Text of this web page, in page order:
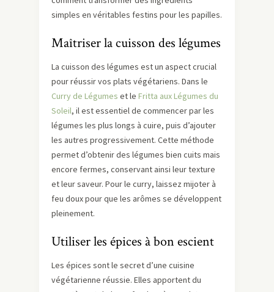
simples en véritables festins pour les papilles.
Maîtriser la cuisson des légumes
La cuisson des légumes est un aspect crucial
pour réussir vos plats végétariens. Dans le
Curry de Légumes et le Fritta aux Légumes du
Soleil, il est essentiel de commencer par les
légumes les plus longs à cuire, puis d’ajouter
les autres progressivement. Cette méthode
permet d’obtenir des légumes bien cuits mais
encore fermes, conservant ainsi leur texture
et leur saveur. Pour le curry, laissez mijoter à
feu doux pour que les arômes se développent
pleinement.
Utiliser les épices à bon escient
Les épices sont le secret d’une cuisine
végétarienne réussie. Elles apportent du